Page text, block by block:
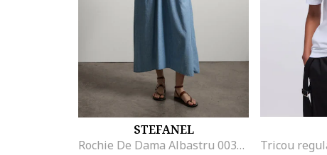
STEFANEL
Rochie De Dama Albastru 003570963